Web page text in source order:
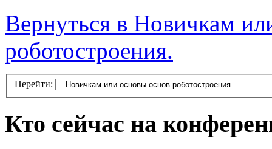
Вернуться в Новичкам
роботостроения.
Перейти:
Кто сейчас на